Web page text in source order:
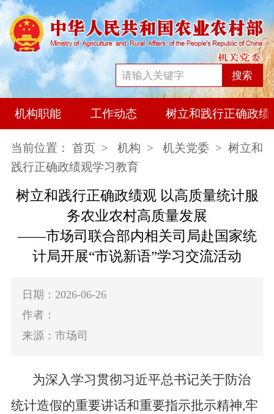
搜索
机构职能 工作动态 树立和践行正确政
当前位置： 首页 > 机构 > 机关党委> 树立和
践行正确政绩观学习教育
树立和践行正确政绩观 以高质量统计服
务农业农村高质量发展
——市场司联合部内相关司局赴国家统
计局开展“市说新语”学习交流活动
日期：2026-06-26
作者：
来源：市场司
为深入学习贯彻习近平总书记关于防治
统计造假的重要讲话和重要指示批示精神,牢